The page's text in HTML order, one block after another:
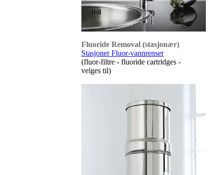
Fluoride Removal (stasjonær)
Stasjoner Fluor-vannrenser
(fluor-filtre - fluoride cartridges -
velges til)